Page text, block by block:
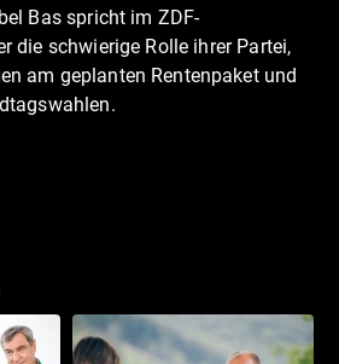
Bas spricht im ZDF-
die schwierige Rolle ihrer Partei,
am geplanten Rentenpaket und